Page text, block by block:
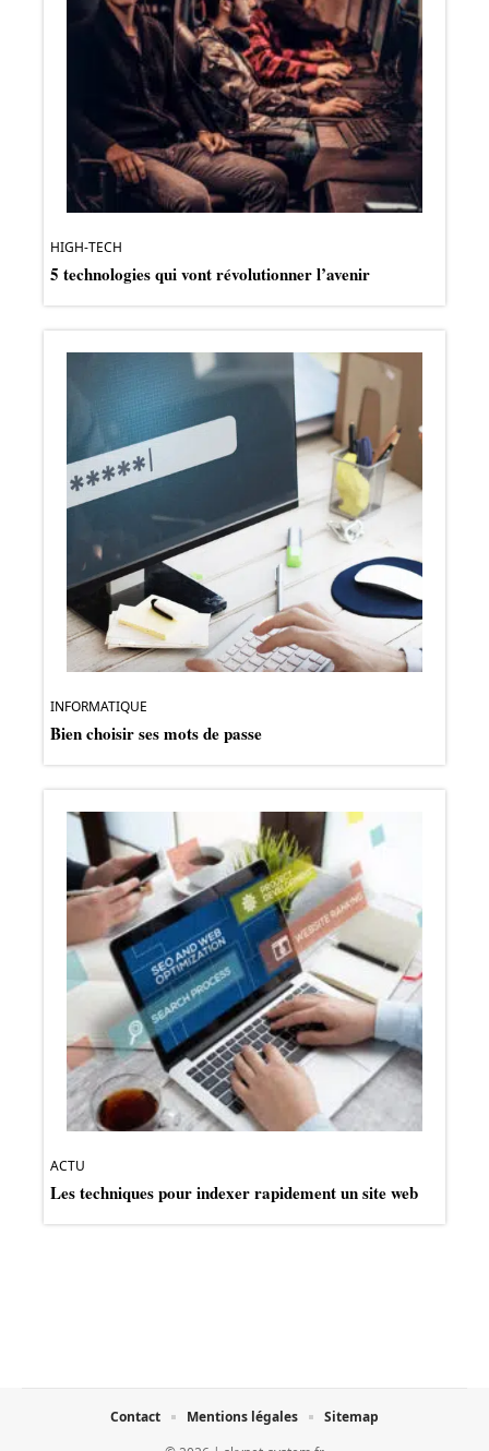
HIGH-TECH
5 technologies qui vont révolutionner l’avenir
INFORMATIQUE
Bien choisir ses mots de passe
ACTU
Les techniques pour indexer rapidement un site web
Contact Mentions légales Sitemap